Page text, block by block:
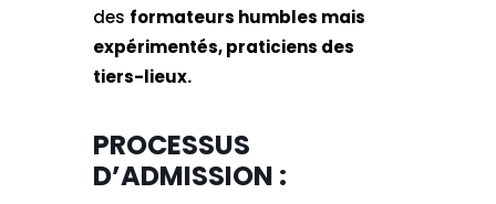
des formateurs humbles mais
expérimentés, praticiens des
tiers-lieux.
PROCESSUS
D’ADMISSION :